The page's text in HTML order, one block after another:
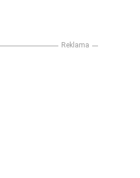
Reklama